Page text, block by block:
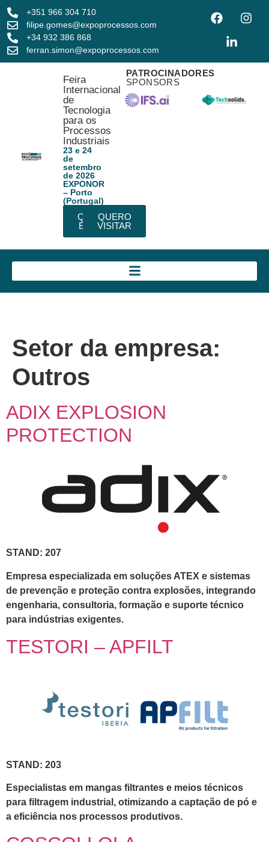
+351 966 304 710
filipe.gomes@expoprocessos.com
+34 932 386 868
ferran.simon@expoprocessos.com
Feira
Internacional
de
Tecnologia
para os
Processos
Industriais
23 e 24
de
setembro
de 2026
EXPONOR
– Porto
(Portugal)
QUERO
EXPOR
QUERO
VISITAR
PATROCINADORES
SPONSORS
Setor da empresa:
Outros
ADIX EXPLOSION
PROTECTION
STAND: 207
Empresa especializada em soluções ATEX e sistemas
de prevenção e proteção contra explosões, integrando
engenharia, consultoria, formação e suporte técnico
para indústrias exigentes.
TESTORI – APFILT
STAND: 203
Especialistas em mangas filtrantes e meios técnicos
para filtragem industrial, otimizando a captação de pó e
a eficiência nos processos produtivos.